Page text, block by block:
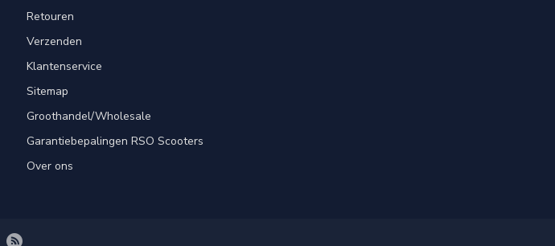
Retouren
Verzenden
Klantenservice
Sitemap
Groothandel/Wholesale
Garantiebepalingen RSO Scooters
Over ons